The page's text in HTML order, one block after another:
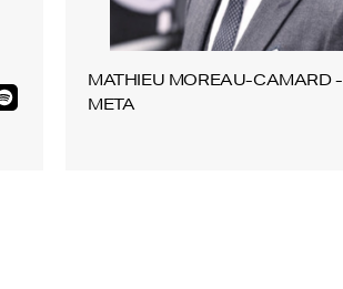
MATHIEU MOREAU-CAMARD -
META